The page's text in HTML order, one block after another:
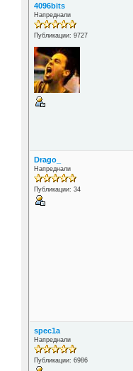
4096bits
Напреднали
Публикации: 9727
Drago_
Напреднали
Публикации: 34
spec1a
Напреднали
Публикации: 6986